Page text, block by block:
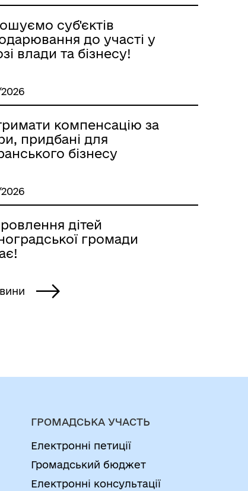
viewform?
суб'єктiв
до участі у
влади та бізнесу!
компенсацію за
придбані для
бізнесу
дітей
громади
ГРОМАДСЬКА УЧАСТЬ
Електронні петиції
Громадський бюджет
Електронні консультації